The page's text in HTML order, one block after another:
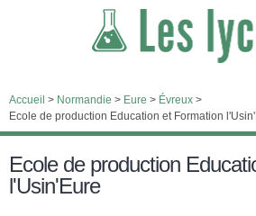
Accueil > Normandie > Eure > Évreux >
Ecole de production Education et Formation
Ecole de production
l'Usin'Eure